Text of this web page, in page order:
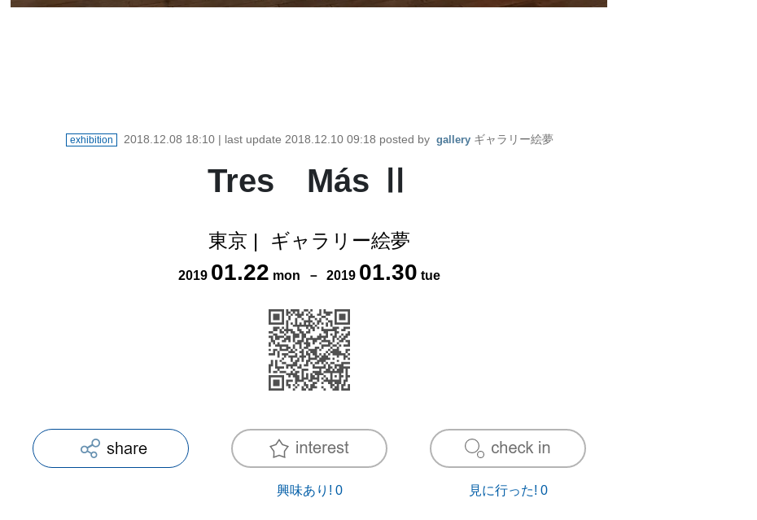
exhibition 2018.12.08 18:10| last update 2018.12.10 09:18 posted by gallery ギャラリー絵夢
Tres Más Ⅱ
東京 | ギャラリー絵夢
2019 01.22 mon － 2019 01.30 tue
興味あり! 0 見に行った! 0